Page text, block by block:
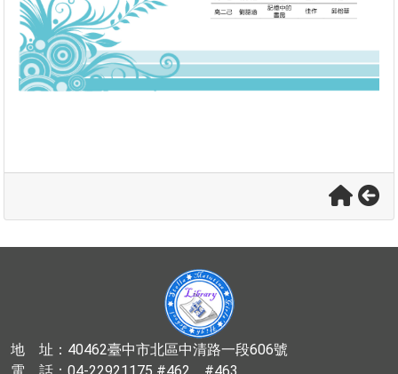
地 址：40462臺中市北區中清路一段606號